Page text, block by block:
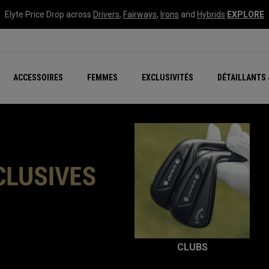
Elyte Price Drop across Drivers, Fairways, Irons and Hybrids EXPLORE
ACCESSOIRES FEMMES EXCLUSIVITÉS
Nouvelle série –
Famille Chrome Soft
Chrome Tour : Majeur
New - REVA Complete
Online Selector Tools
CLUBS